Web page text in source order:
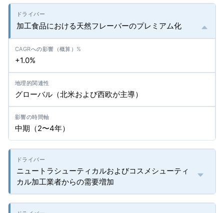
加工食品における天然フレーバーのプレミアム化
+1.0%
グローバル（北米および西欧が主導）
中期（2〜4年）
ニュートラシューティカルおよびコスメシューティ
カル加工業者からの需要増加